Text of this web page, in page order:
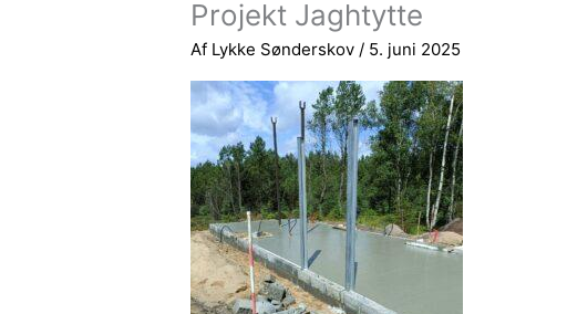
Projekt Jaghtytte
Af Lykke Sønderskov/ 5. juni 2025